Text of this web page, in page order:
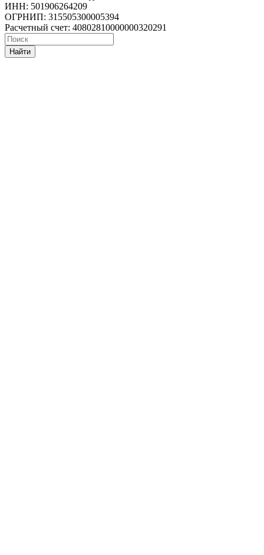
ИНН: 501906264209
ОГРНИП: 315505300005394
Расчетный счет: 40802810000000320291
Найти